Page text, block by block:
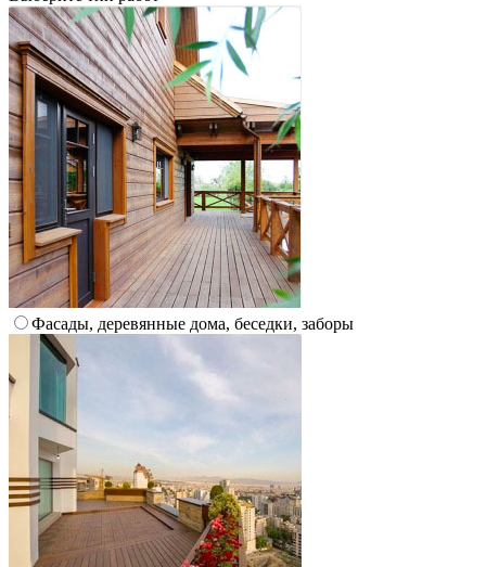
Фасады, деревянные дома, беседки, заборы